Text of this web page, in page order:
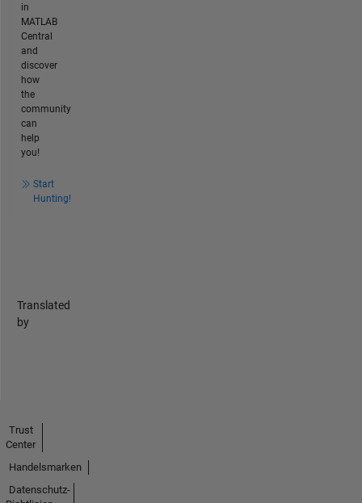
in
MATLAB
Central
and
discover
how
the
community
can
help
you!
Start
Hunting!
Translated
by
Trust
Center
Handelsmarken
Datenschutz-